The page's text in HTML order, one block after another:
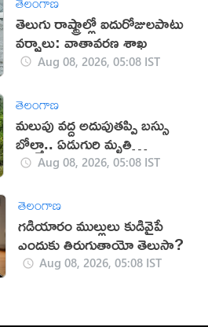
తెలుగు రాష్ట్రాల్లో ఐదురోజులపాటు
వర్షాలు: వాతావరణ శాఖ
Aug 08, 2026, 05:08 IST
తెలంగాణ
మలుపు వద్ద అదుపుతప్పి బస్సు
బోల్తా.. ఏడుగురి మృతి
(వీడియో)
Aug 08, 2026, 05:08 IST
తెలంగాణ
గడియారం ముల్లులు కుడివైపే
ఎందుకు తిరుగుతాయో తెలుసా?
Aug 08, 2026, 05:08 IST